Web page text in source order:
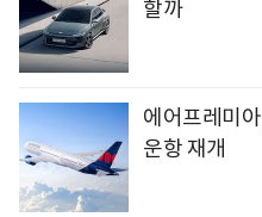
할까
에어프레미
운항 재개